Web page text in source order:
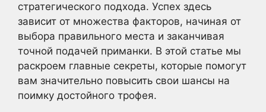
стратегического подхода. Успех здесь
зависит от множества факторов, начиная от
выбора правильного места и заканчивая
точной подачей приманки. В этой статье мы
раскроем главные секреты, которые помогут
вам значительно повысить свои шансы на
поимку достойного трофея.